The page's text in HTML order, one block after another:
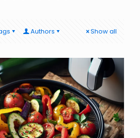
Authors Show all